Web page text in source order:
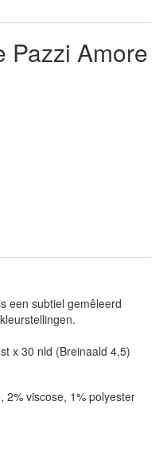
Pazzi Amore
een subtiel gemêleerd
x 30 nld (Breinaald 4,5)
2% viscose, 1% polyester